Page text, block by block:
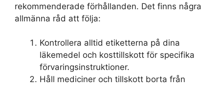
rekommenderade förhållanden. Det finns några
allmänna råd att följa:
Kontrollera alltid etiketterna på dina
läkemedel och kosttillskott för specifika
förvaringsinstruktioner.
Håll mediciner och tillskott borta från